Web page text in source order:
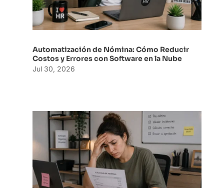
Automatización de Nómina: Cómo Reducir
Costos y Errores con Software en la Nube
Jul 30, 2026